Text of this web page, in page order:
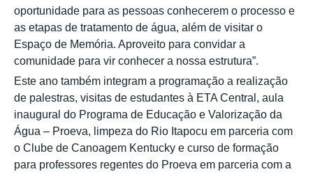
oportunidade para as pessoas conhecerem o processo e
as etapas de tratamento de água, além de visitar o
Espaço de Memória. Aproveito para convidar a
comunidade para vir conhecer a nossa estrutura”.
Este ano também integram a programação a realização
de palestras, visitas de estudantes à ETA Central, aula
inaugural do Programa de Educação e Valorização da
Água – Proeva, limpeza do Rio Itapocu em parceria com
o Clube de Canoagem Kentucky e curso de formação
para professores regentes do Proeva em parceria com a